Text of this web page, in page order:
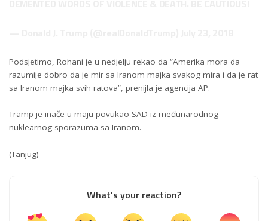
Podsjetimo, Rohani je u nedjelju rekao da “Amerika mora da
razumije dobro da je mir sa Iranom majka svakog mira i da je rat
sa Iranom majka svih ratova”, prenijla je agencija AP.
Tramp je inače u maju povukao SAD iz međunarodnog
nuklearnog sporazuma sa Iranom.
(Tanjug)
What's your reaction?